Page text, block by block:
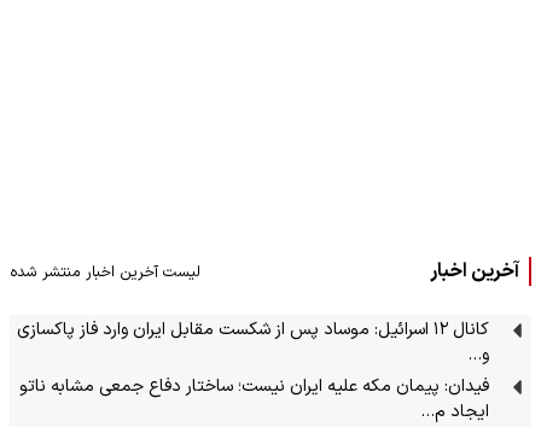
آخرین اخبار لیست آخرین اخبار منتشر شده
کانال ۱۲ اسرائیل: موساد پس از شکست مقابل ایران وارد فاز پاکسازی
و…
فیدان: پیمان مکه علیه ایران نیست؛ ساختار دفاع جمعی مشابه ناتو
ایجاد م…